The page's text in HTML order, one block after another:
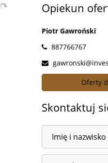
Opiekun
Piotr Gawroński
887766767
Oferty
Skontaktuj